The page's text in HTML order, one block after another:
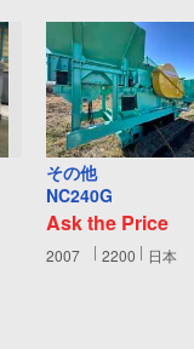
その他
NC240G
Ask the Price
2007 2200 日本